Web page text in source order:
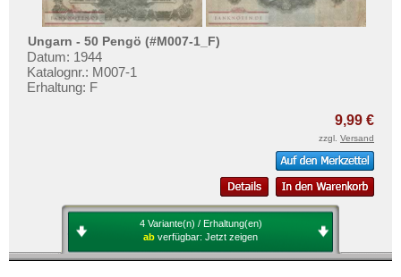
Ungarn - 50 Pengö (#M007-1_F)
Datum: 1944
Katalognr.: M007-1
Erhaltung: F
9,99 €
zzgl. Versand
4 Variante(n) / Erhaltung(en)
ab verfügbar: Jetzt zeigen